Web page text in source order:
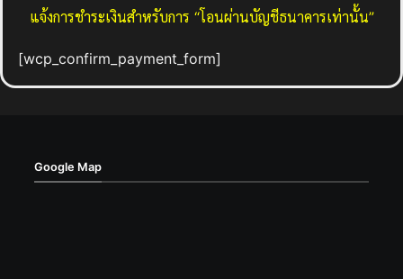
แจ้งการชำระเงินสำหรับการ “โอนผ่านบัญชีธนาคารเท่านั้น”
[wcp_confirm_payment_form]
Google Map